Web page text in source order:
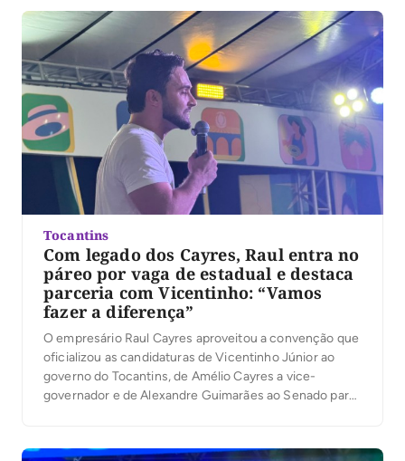
ao Senado, ambos do MDB. Em comum, os discursos
falaram em mudança […]
Tocantins
Com legado dos Cayres, Raul entra no
páreo por vaga de estadual e destaca
parceria com Vicentinho: “Vamos
fazer a diferença”
O empresário Raul Cayres aproveitou a convenção que
oficializou as candidaturas de Vicentinho Júnior ao
governo do Tocantins, de Amélio Cayres a vice-
governador e de Alexandre Guimarães ao Senado para
Legislativa e afirmou que pretende atuar em áreas